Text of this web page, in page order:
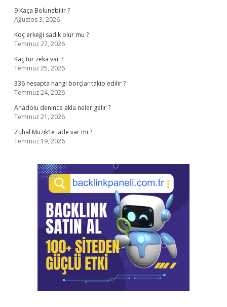
9 Kaça Bolunebilir ?
Ağustos 3, 2026
Koç erkeği sadık olur mu ?
Temmuz 27, 2026
Kaç tür zeka var ?
Temmuz 25, 2026
336 hesapta hangi borçlar takip edilir ?
Temmuz 24, 2026
Anadolu denince akla neler gelir ?
Temmuz 21, 2026
Zuhal Müzik’te iade var mı ?
Temmuz 19, 2026